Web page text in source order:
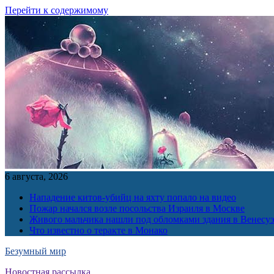
Перейти к содержимому
6 августа, 2026
Нападение китов-убийц на яхту попало на видео
Пожар начался возле посольства Израиля в Москве
Живого мальчика нашли под обломками здания в
Что известно о теракте в Монако
Безумный мир
Новостная рассылка